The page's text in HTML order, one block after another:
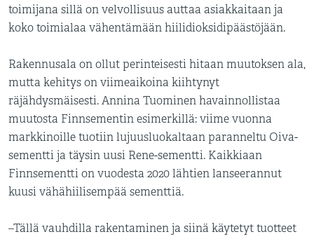
toimijana sillä on velvollisuus auttaa asiakkaitaan ja
koko toimialaa vähentämään hiilidioksidipäästöjään.
Rakennusala on ollut perinteisesti hitaan muutoksen ala,
mutta kehitys on viimeaikoina kiihtynyt
räjähdysmäisesti. Annina Tuominen havainnollistaa
muutosta Finnsementin esimerkillä: viime vuonna
markkinoille tuotiin lujuusluokaltaan paranneltu Oiva-
sementti ja täysin uusi Rene-sementti. Kaikkiaan
Finnsementti on vuodesta 2020 lähtien lanseerannut
kuusi vähähiilisempää sementtiä.
–Tällä vauhdilla rakentaminen ja siinä käytetyt tuotteet